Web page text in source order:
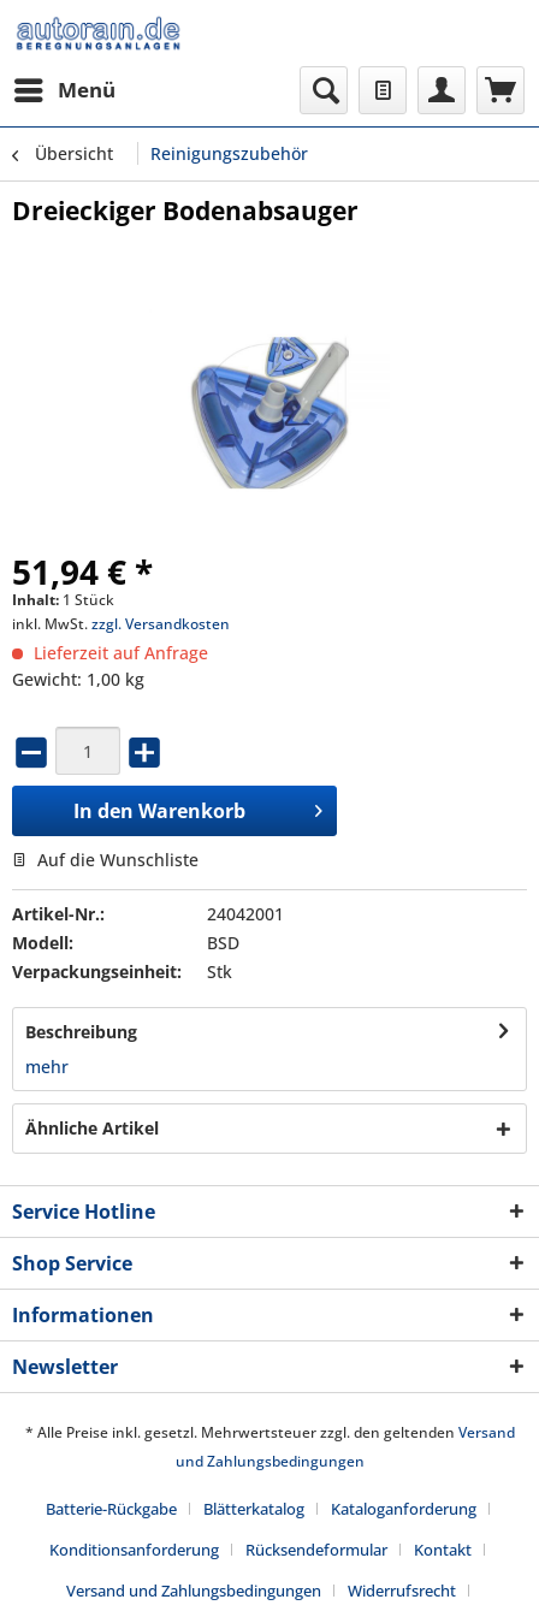
Menü
Übersicht Reinigungszubehör
Dreieckiger Bodenabsauger
51,94 € *
Inhalt: 1 Stück
inkl. MwSt.zzgl. Versandkosten
Lieferzeit auf Anfrage
Gewicht: 1,00 kg
In den Warenkorb
Auf die Wunschliste
Artikel-Nr.:
24042001
Modell:
BSD
Verpackungseinheit:
Stk
Beschreibung
mehr
Ähnliche Artikel
Service Hotline
Shop Service
Informationen
Newsletter
* Alle Preise inkl. gesetzl. Mehrwertsteuer zzgl. den geltenden Versand
und Zahlungsbedingungen
Batterie-Rückgabe Blätterkatalog
Kataloganforderung
Konditionsanforderung
Rücksendeformular
Kontakt
Versand und Zahlungsbedingungen
Widerrufsrecht